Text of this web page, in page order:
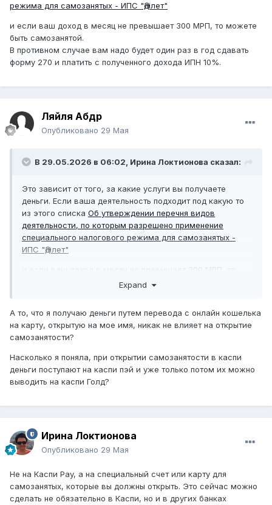
режима для самозанятых - ИПС "Әділет"
и если ваш доход в месяц не превышает 300 МРП, то можете
быть самозанятой.
В противном случае вам надо будет один раз в год сдавать
форму 270 и платить с полученного дохода ИПН 10%.
Ляйля Абдр
Опубликовано 29 Мая
В 29.05.2026 в 06:02, Ирина Локтионова сказал:
Это зависит от того, за какие услуги вы получаете
деньги. Если ваша деятельность подходит под какую то
из этого списка Об утверждении перечня видов
деятельности, по которым разрешено применение
специального налогового режима для самозанятых -
ИПС "Әділет"
и если ваш доход в месяц не превышает 300 МРП, то
можете быть самозанятой.
10%.
Expand
А то, что я получаю деньги путем перевода с онлайн кошелька
на карту, открытую на мое имя, никак не влияет на открытие
самозанятости?
Насколько я поняла, при открытии самозанятости в каспи
деньги поступают на каспи пэй и уже только потом их можно
выводить на каспи Голд?
Ирина Локтионова
Опубликовано 29 Мая
Не на Каспи Pay, а на специальный счет или карту для
самозанятых, которые вы должны открыть. Это сейчас можно
сделать не обязательно в Каспи, но и в других банках